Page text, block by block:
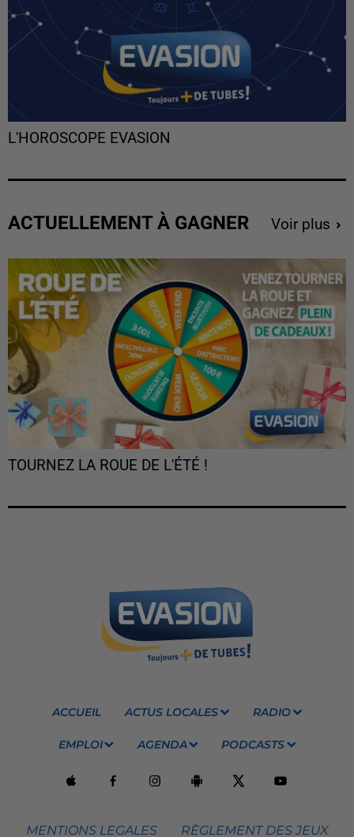
L'HOROSCOPE EVASION
ACTUELLEMENT À GAGNER Voir plus
TOURNEZ LA ROUE DE L'ÉTÉ !
ACCUEIL ACTUS LOCALES RADIO
EMPLOI AGENDA PODCASTS
MENTIONS LEGALES RÈGLEMENT DES JEUX